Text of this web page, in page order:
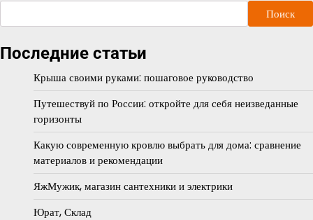
Поиск
Последние статьи
Крыша своими руками: пошаговое руководство
Путешествуй по России: откройте для себя неизведанные
горизонты
Какую современную кровлю выбрать для дома: сравнение
материалов и рекомендации
ЯжМужик, магазин сантехники и электрики
Юрат, Склад